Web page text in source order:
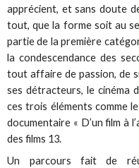
apprécient, et sans doute
tout, que la forme soit au
partie de la première
la condescendance des
tout affaire de passion, de
ses détracteurs, le cinéma
ces trois éléments comme
documentaire « D’un film à
des films 13.
Un parcours fait de